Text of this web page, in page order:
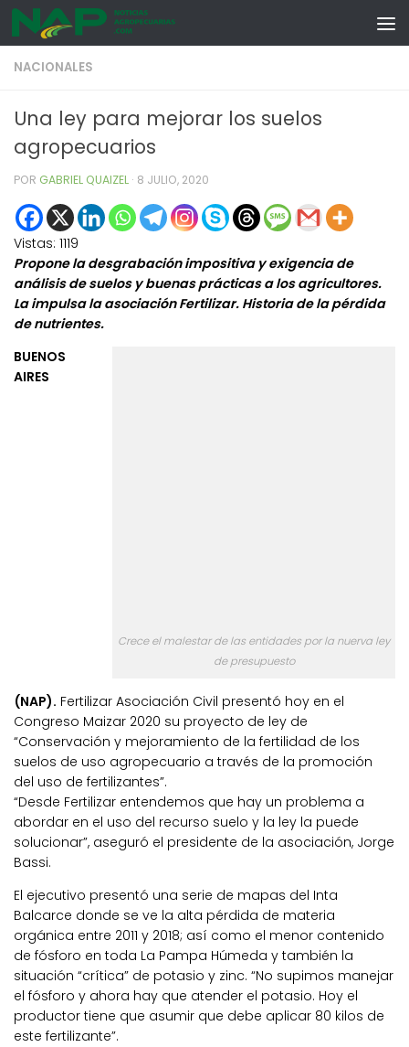
Skip to content
NACIONALES
Una ley para mejorar los suelos
agropecuarios
POR GABRIEL QUAIZEL · 8 JULIO, 2020
Vistas: 1119
Propone la desgrabación impositiva y exigencia de
análisis de suelos y buenas prácticas a los agricultores.
La impulsa la asociación Fertilizar. Historia de la pérdida
de nutrientes.
Crece el malestar de las entidades por la nuerva ley
de presupuesto
BUENOS
AIRES
(NAP). Fertilizar Asociación Civil presentó hoy en el
Congreso Maizar 2020 su proyecto de ley de
“Conservación y mejoramiento de la fertilidad de los
suelos de uso agropecuario a través de la promoción
del uso de fertilizantes”.
“Desde Fertilizar entendemos que hay un problema a
abordar en el uso del recurso suelo y la ley la puede
solucionar”, aseguró el presidente de la asociación, Jorge
Bassi.
El ejecutivo presentó una serie de mapas del Inta
Balcarce donde se ve la alta pérdida de materia
orgánica entre 2011 y 2018; así como el menor contenido
de fósforo en toda La Pampa Húmeda y también la
situación “crítica” de potasio y zinc. “No supimos manejar
el fósforo y ahora hay que atender el potasio. Hoy el
productor tiene que asumir que debe aplicar 80 kilos de
este fertilizante”.